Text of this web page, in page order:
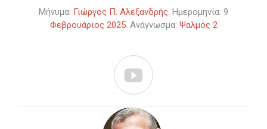
Μήνυμα: Γιώργος Π. Αλεξανδρής. Ημερομηνία: 9
Φεβρουάριος 2025. Ανάγνωσμα: Ψαλμός 2
